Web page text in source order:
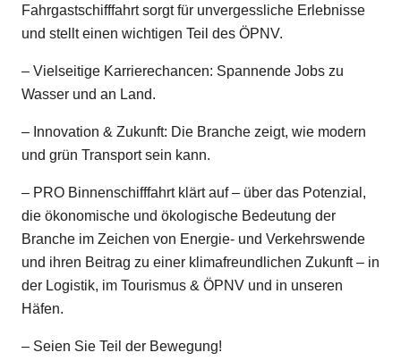
Fahrgastschifffahrt sorgt für unvergessliche Erlebnisse
und stellt einen wichtigen Teil des ÖPNV.
– Vielseitige Karrierechancen: Spannende Jobs zu
Wasser und an Land.
– Innovation & Zukunft: Die Branche zeigt, wie modern
und grün Transport sein kann.
– PRO Binnenschifffahrt klärt auf – über das Potenzial,
die ökonomische und ökologische Bedeutung der
Branche im Zeichen von Energie- und Verkehrswende
und ihren Beitrag zu einer klimafreundlichen Zukunft – in
der Logistik, im Tourismus & ÖPNV und in unseren
Häfen.
– Seien Sie Teil der Bewegung!